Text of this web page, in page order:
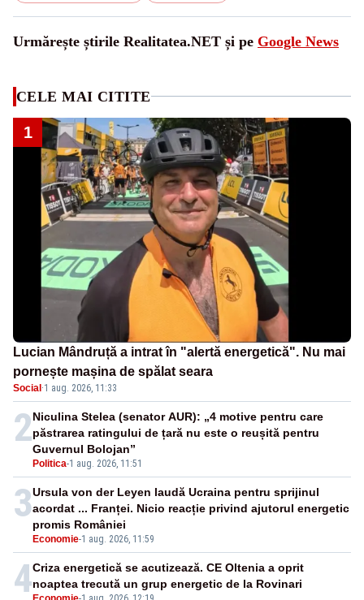
Urmărește știrile Realitatea.NET și pe Google News
CELE MAI CITITE
1
Lucian Mândruță a intrat în "alertă energetică". Nu mai
pornește mașina de spălat seara
Social ·1 aug. 2026, 11:33
2
Politica-1 aug. 2026, 11:51
Niculina Stelea (senator AUR): „4 motive pentru care
păstrarea ratingului de țară nu este o reușită pentru
Guvernul Bolojan”
3
Economie-1 aug. 2026, 11:59
Ursula von der Leyen laudă Ucraina pentru sprijinul
acordat ... Franței. Nicio reacție privind ajutorul energetic
promis României
4Criza energetică se acutizează. CE Oltenia a oprit
noaptea trecută un grup energetic de la Rovinari